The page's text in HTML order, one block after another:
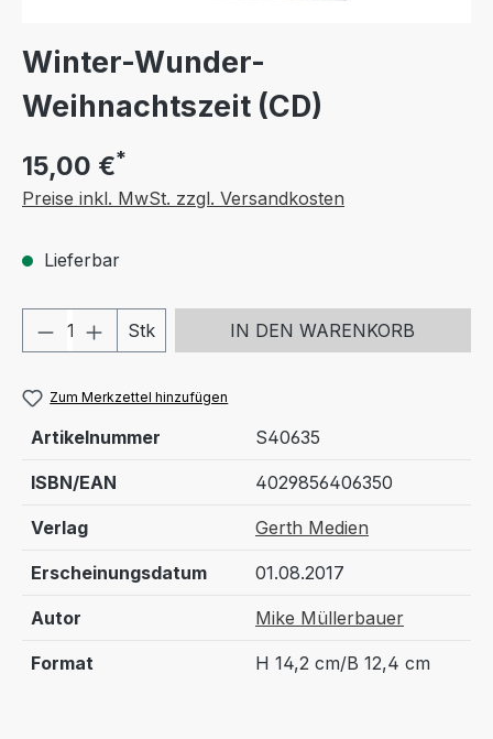
Winter-Wunder-
Weihnachtszeit (CD)
15,00 €*
Preise inkl. MwSt. zzgl. Versandkosten
Lieferbar
Produkt Anzahl: Gib den
Stk IN DEN WARENKORB
Zum Merkzettel hinzufügen
Artikelnummer S40635
ISBN/EAN 4029856406350
Verlag Gerth Medien
Erscheinungsdatum 01.08.2017
Autor Mike Müllerbauer
Format H 14,2 cm/B 12,4 cm